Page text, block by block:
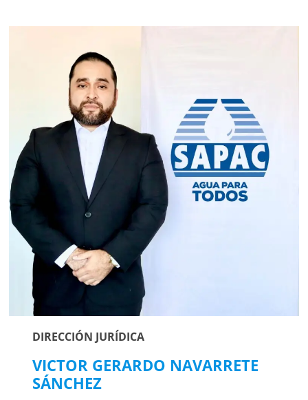
DIRECCIÓN JURÍDICA
VICTOR GERARDO NAVARRETE
SÁNCHEZ